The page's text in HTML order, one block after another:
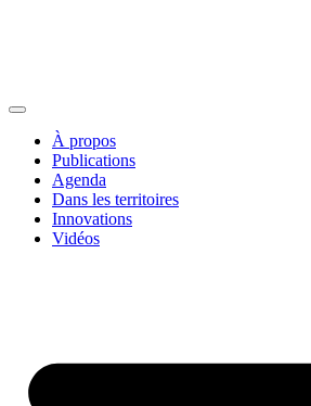
À propos
Publications
Agenda
Dans les territoires
Innovations
Vidéos